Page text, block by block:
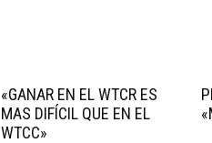
«GANAR EN EL WTCR ES
MAS DIFÍCIL QUE EN EL
WTCC»